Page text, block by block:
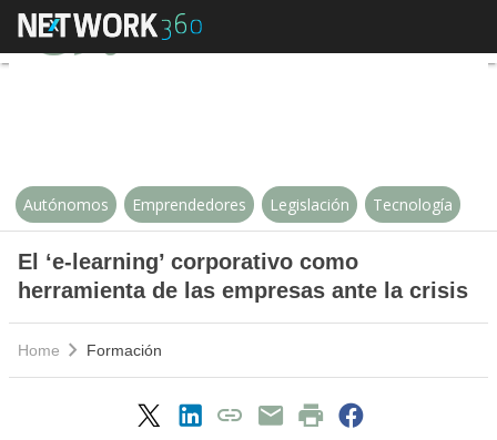
El ‘e-learning’ corporativo como
Autónomos Emprendedores Legislación Tecnología
El ‘e-learning’ corporativo como
herramienta de las empresas ante la crisis
Home Formación